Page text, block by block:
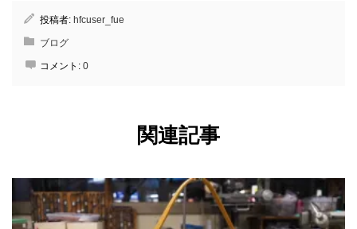
投稿者: hfcuser_fue
ブログ
コメント: 0
関連記事